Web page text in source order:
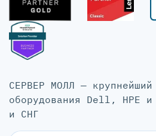
СЕРВЕР МОЛЛ — крупнейший
оборудования Dell, HPE
и СНГ